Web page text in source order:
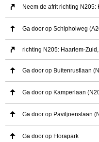
Neem de afrit richting N205:
Ga door op Schipholweg
richting N205: Haarlem-
Ga door op Buitenrustlaan
Ga door op Kamperlaan
Ga door op Paviljoenslaan
Ga door op Florapark